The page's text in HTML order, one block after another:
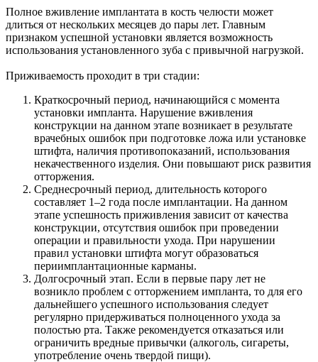
Полное вживление имплантата в кость челюсти может
длиться от нескольких месяцев до пары лет. Главным
признаком успешной установки является возможность
использования установленного зуба с привычной нагрузкой.
Приживаемость проходит в три стадии:
Краткосрочный период, начинающийся с момента
установки импланта. Нарушение вживления
конструкции на данном этапе возникает в результате
врачебных ошибок при подготовке ложа или установке
штифта, наличия противопоказаний, использования
некачественного изделия. Они повышают риск развития
отторжения.
Среднесрочный период, длительность которого
составляет 1–2 года после имплантации. На данном
этапе успешность приживления зависит от качества
конструкции, отсутствия ошибок при проведении
операции и правильности ухода. При нарушении
правил установки штифта могут образоваться
периимплантационные карманы.
Долгосрочный этап. Если в первые пару лет не
возникло проблем с отторжением импланта, то для его
дальнейшего успешного использования следует
регулярно придерживаться полноценного ухода за
полостью рта. Также рекомендуется отказаться или
ограничить вредные привычки (алкоголь, сигареты,
употребление очень твердой пищи).